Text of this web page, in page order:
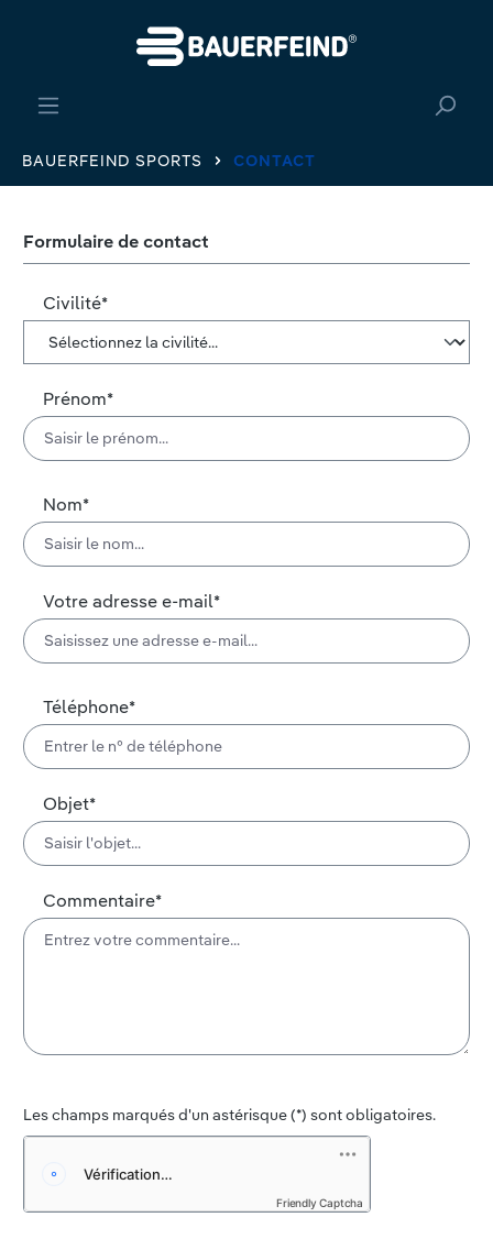
BAUERFEIND SPORTS CONTACT
Formulaire de contact
Civilité*
Prénom*
Nom*
Votre adresse e-mail*
Téléphone*
Objet*
Commentaire*
Les champs marqués d'un astérisque (*) sont obligatoires.
Friendly Captcha